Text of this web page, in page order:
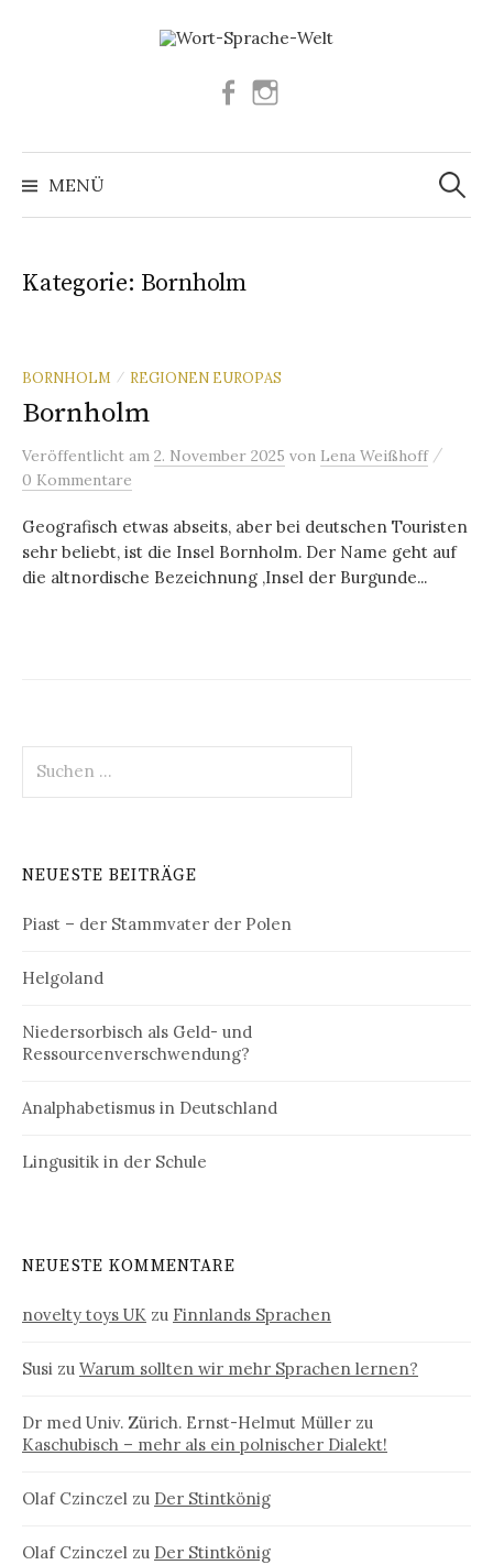
Facebook
MENÜ
Suchen
nach:
Kategorie: Bornholm
BORNHOLM / REGIONEN EUROPAS
Bornholm
Veröffentlicht am 2. November 2025 von Lena Weißhoff /
0 Kommentare
Geografisch etwas abseits, aber bei deutschen Touristen
sehr beliebt, ist die Insel Bornholm. Der Name geht auf
die altnordische Bezeichnung ‚Insel der Burgunde...
nach:
NEUESTE BEITRÄGE
Piast – der Stammvater der Polen
Helgoland
Niedersorbisch als Geld- und
Ressourcenverschwendung?
Analphabetismus in Deutschland
Lingusitik in der Schule
NEUESTE KOMMENTARE
novelty toys UK zu Finnlands Sprachen
Susi zu Warum sollten wir mehr Sprachen lernen?
Dr med Univ. Zürich. Ernst-Helmut Müller zu
Kaschubisch – mehr als ein polnischer Dialekt!
Olaf Czinczel zu Der Stintkönig
Olaf Czinczel zu Der Stintkönig